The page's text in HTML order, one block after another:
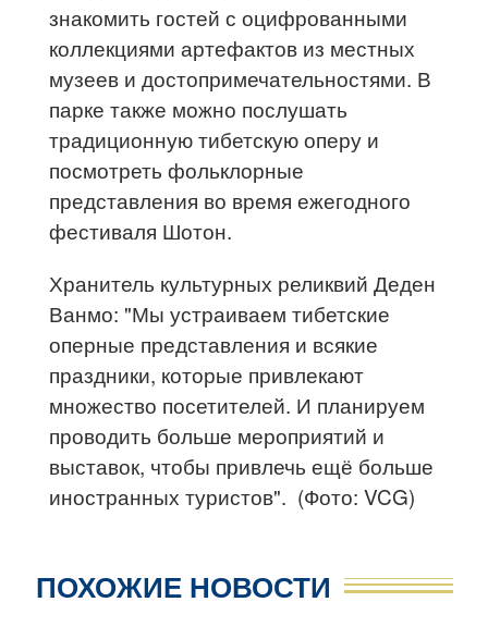
знакомить гостей с оцифрованными
коллекциями артефактов из местных
музеев и достопримечательностями. В
парке также можно послушать
традиционную тибетскую оперу и
посмотреть фольклорные
представления во время ежегодного
фестиваля Шотон.
Хранитель культурных реликвий Деден
Ванмо: "Мы устраиваем тибетские
оперные представления и всякие
праздники, которые привлекают
множество посетителей. И планируем
проводить больше мероприятий и
выставок, чтобы привлечь ещё больше
иностранных туристов". (Фото: VCG)
ПОХОЖИЕ НОВОСТИ